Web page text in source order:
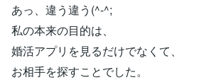
あっ、違う違う(^-^;
私の本来の目的は、
婚活アプリを見るだけでなくて、
お相手を探すことでした。